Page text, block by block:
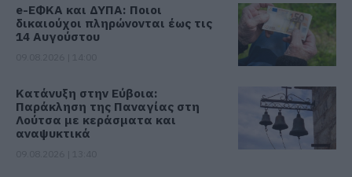
e-ΕΦΚΑ και ΔΥΠΑ: Ποιοι
δικαιούχοι πληρώνονται έως τις
14 Αυγούστου
Κατάνυξη στην Εύβοια:
Παράκληση της Παναγίας στη
Λούτσα με κεράσματα και
αναψυκτικά